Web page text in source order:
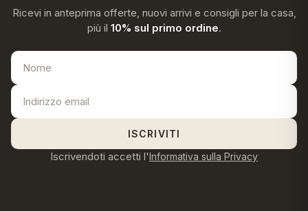
Ricevi in anteprima offerte, nuovi arrivi e consigli per la casa,
più il 10% sul primo ordine.
ISCRIVITI
Iscrivendoti accetti l'Informativa sulla Privacy